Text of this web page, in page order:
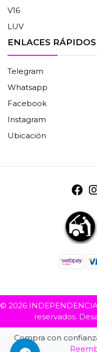
V16
LUV
ENLACES RÁPIDOS
Telegram
Whatsapp
Facebook
Instagram
Ubicación
© 2026
reservados.
Compra con